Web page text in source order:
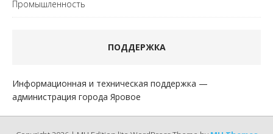
Промышленность
ПОДДЕРЖКА
Информационная и техническая поддержка —
администрация города Яровое